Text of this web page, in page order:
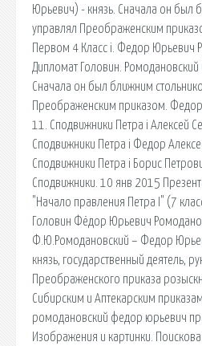
Юрьевич) - князь. Сначала он был
управлял Преображенским
Первом 4 Класс i. Федор Юрьевич
Дипломат Головин.
Сначала он был ближним
Преображенским приказом.
11. Сподвижники Петра i Алексей
Сподвижники Петра i Федор
Сподвижники Петра i Борис
Сподвижники. 10 янв 2015
"Начало правления Петра I" (7
Головин Фёдор Юрьевич
Ф.Ю.Ромодановский – Федор
князь, государственный деятель,
Преображенского приказа
Сибирским и Аптекарским
ромодановский федор юрьевич
Изображения и картинки.